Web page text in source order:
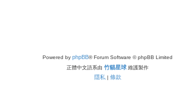
Powered by phpBB® Forum Software © phpBB Limited
正體中文語系由 竹貓星球 維護製作
隱私 | 條款